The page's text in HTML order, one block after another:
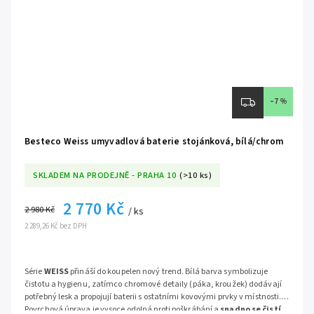
–7 %
Besteco Weiss umyvadlová baterie stojánková, bílá/chrom
SKLADEM NA PRODEJNĚ - PRAHA 10 (>10 ks)
2 289,26 Kč bez DPH
2 980 Kč 2 770 Kč / ks
SérieWEISSpřináší do koupelen nový trend. Bílá barva symbolizuje
čistotu a hygienu, zatímco chromové detaily (páka, kroužek) dodávají
potřebný lesk a propojují baterii s ostatními kovovými prvky v místnosti.
Povrchová úprava je vysoce odolná proti poškrábání a snadno se čistí,